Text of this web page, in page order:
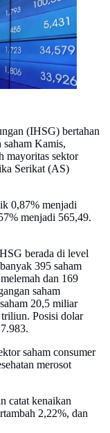
(IHSG) bertahan
saham Kamis,
mayoritas sektor
Serikat (AS)
0,87% menjadi
menjadi 565,49.
berada di level
395 saham
dan 169
saham
20,5 miliar
Posisi dolar
saham consumer
merosot
catat kenaikan
2,22%, dan